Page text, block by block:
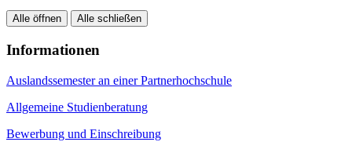
Alle öffnen Alle schließen
Informationen
Auslandssemester an einer Partnerhochschule
Allgemeine Studienberatung
Bewerbung und Einschreibung